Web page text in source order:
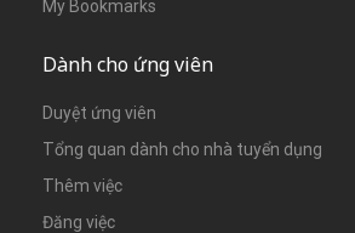
My Bookmarks
Dành cho ứng viên
Duyệt ứng viên
Tổng quan dành cho nhà tuyển dụng
Thêm việc
Đăng việc